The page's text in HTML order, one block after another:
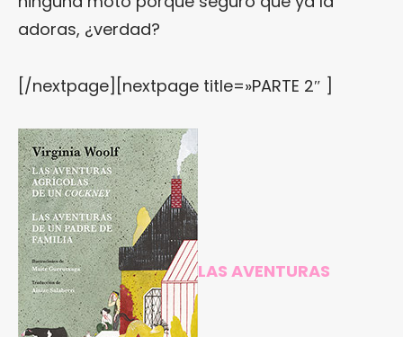
adoras, ¿verdad?
[/nextpage][nextpage title=»PARTE 2″ ]
LAS AVENTURAS